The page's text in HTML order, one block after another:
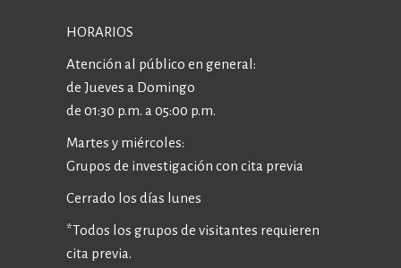
HORARIOS
Atención al público en general:
de Jueves a Domingo
de 01:30 p.m. a 05:00 p.m.
Martes y miércoles:
Grupos de investigación con cita previa
Cerrado los días lunes
*Todos los grupos de visitantes requieren
cita previa.